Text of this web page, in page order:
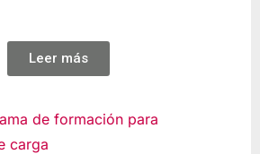
Leer más
de formación para
carga